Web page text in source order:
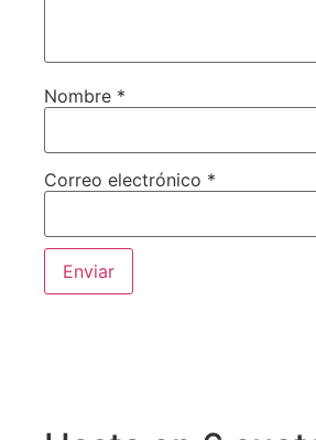
Nombre *
Correo electrónico *